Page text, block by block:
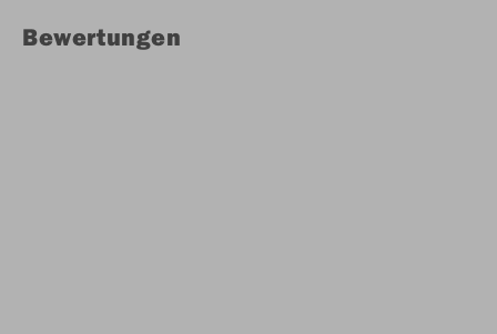
Bewertungen